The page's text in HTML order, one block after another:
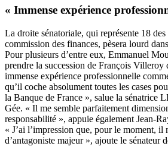
« Immense expérience
La droite sénatoriale, qui représente 18
commission des finances, pèsera lourd
Pour plusieurs d’entre eux, Emmanuel
prendre la succession de François Villeroy
immense expérience professionnelle
qu’il coche absolument toutes les cases
la Banque de France », salue la sénatrice
Gée. « Il me semble parfaitement
responsabilité », appuie également Jean-
« J’ai l’impression que, pour le moment, il
d’antagoniste majeur », ajoute le sénateur